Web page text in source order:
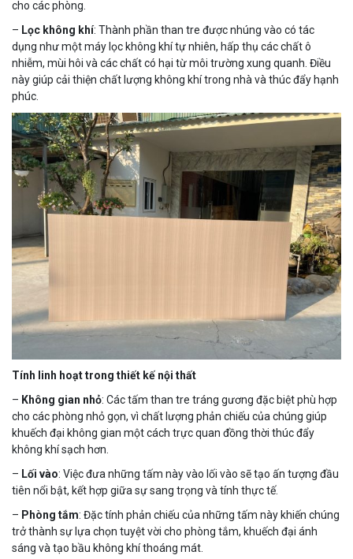
cho các phòng.
– Lọc không khí: Thành phần than tre được nhúng vào có tác
dụng như một máy lọc không khí tự nhiên, hấp thụ các chất ô
nhiễm, mùi hôi và các chất có hại từ môi trường xung quanh. Điều
này giúp cải thiện chất lượng không khí trong nhà và thúc đẩy hạnh
phúc.
Tính linh hoạt trong thiết kế nội thất
– Không gian nhỏ: Các tấm than tre tráng gương đặc biệt phù hợp
cho các phòng nhỏ gọn, vì chất lượng phản chiếu của chúng giúp
khuếch đại không gian một cách trực quan đồng thời thúc đẩy
không khí sạch hơn.
– Lối vào: Việc đưa những tấm này vào lối vào sẽ tạo ấn tượng đầu
tiên nổi bật, kết hợp giữa sự sang trọng và tính thực tế.
– Phòng tắm: Đặc tính phản chiếu của những tấm này khiến chúng
trở thành sự lựa chọn tuyệt vời cho phòng tắm, khuếch đại ánh
sáng và tạo bầu không khí thoáng mát.